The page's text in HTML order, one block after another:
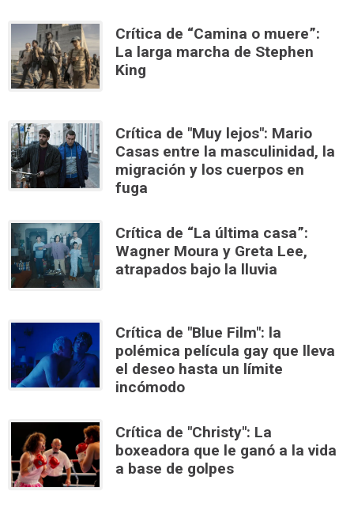
Crítica de “Camina o muere”:
La larga marcha de Stephen
King
Crítica de "Muy lejos": Mario
Casas entre la masculinidad, la
migración y los cuerpos en
fuga
Crítica de “La última casa”:
Wagner Moura y Greta Lee,
atrapados bajo la lluvia
Crítica de "Blue Film": la
polémica película gay que lleva
el deseo hasta un límite
incómodo
Crítica de "Christy": La
boxeadora que le ganó a la vida
a base de golpes